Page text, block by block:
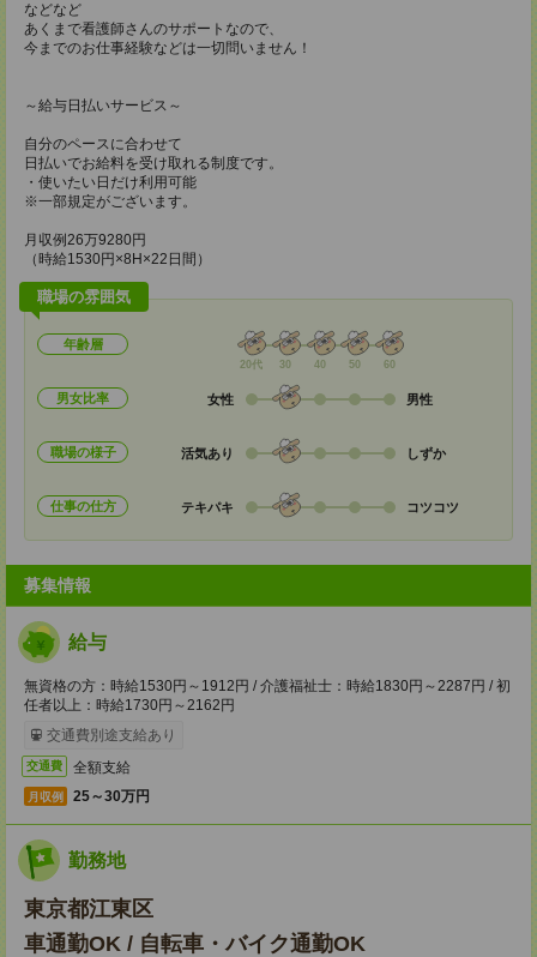
などなど
あくまで看護師さんのサポートなので、
今までのお仕事経験などは一切問いません！
～給与日払いサービス～
自分のペースに合わせて
日払いでお給料を受け取れる制度です。
・使いたい日だけ利用可能
※一部規定がございます。
月収例26万9280円
（時給1530円×8H×22日間）
職場の雰囲気
年齢層
20代 30 40 50 60
男女比率 女性 男性
職場の様子 活気あり しずか
仕事の仕方 テキパキ コツコツ
募集情報
給与
無資格の方：時給1530円～1912円 / 介護福祉士：時給1830円～2287円 / 初
任者以上：時給1730円～2162円
交通費別途支給あり
交通費 全額支給
月収例 25～30万円
勤務地
東京都江東区
車通勤OK / 自転車・バイク通勤OK